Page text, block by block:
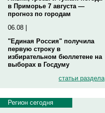
в Приморье 7 августа —
прогноз по городам
06.08 |
"Единая Россия" получила
первую строку в
избирательном бюллетене на
выборах в Госдуму
статьи раздела
Регион сегодня